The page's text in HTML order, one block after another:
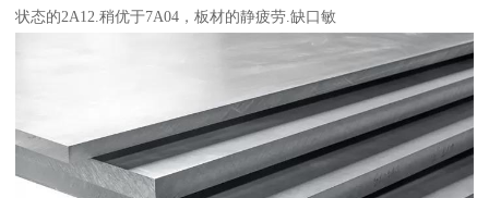
状态的2A12.稍优于7A04，板材的静疲劳.缺口敏